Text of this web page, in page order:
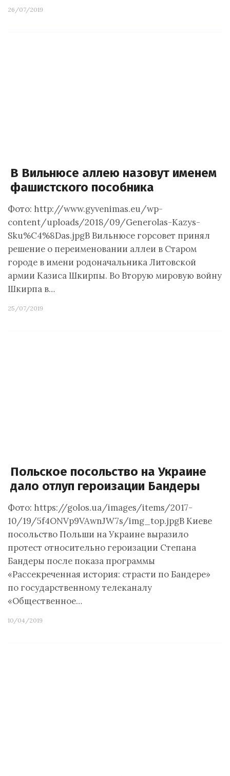
26/07/2019
В Вильнюсе аллею назовут именем
фашистского пособника
Фото: http://www.gyvenimas.eu/wp-
content/uploads/2018/09/Generolas-Kazys-
Sku%C4%8Das.jpgВ Вильнюсе горсовет принял
решение о переименовании аллеи в Старом
городе в имени родоначальника Литовской
армии Казиса Шкирпы. Во Вторую мировую войну
Шкирпа в…
25/07/2019
Польское посольство на Украине
дало отлуп героизации Бандеры
Фото: https://golos.ua/images/items/2017-
10/19/5f4ONVp9VAwnJW7s/img_top.jpgВ Киеве
посольство Польши на Украине выразило
протест относительно героизации Степана
Бандеры после показа программы
«Рассекреченная история: страсти по Бандере»
по государственному телеканалу
«Общественное…
10/04/2019